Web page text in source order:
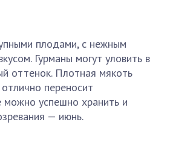
плодами, с нежным
Гурманы могут уловить в
оттенок. Плотная мякоть
переносит
можно успешно хранить и
— июнь.